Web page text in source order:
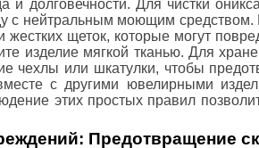
и долговечности. Для чистки
с нейтральным моющим средством.
жестких щеток, которые могут
изделие мягкой тканью. Для
чехлы или шкатулки, чтобы
с другими ювелирными
этих простых правил
Предотвращение